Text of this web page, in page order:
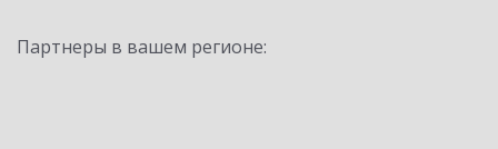
Партнеры в вашем регионе: